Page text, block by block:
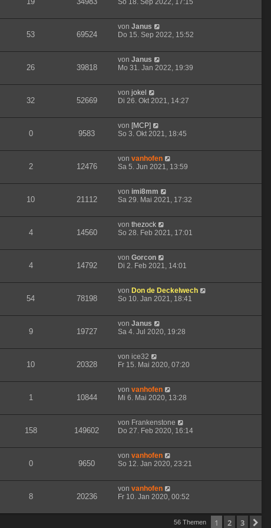
So 18. Sep 2022, 17:15
53 69524
von Janus
Do 15. Sep 2022, 15:52
26 39818
von Janus
Mo 31. Jan 2022, 19:39
32 52669
von jokel
Di 26. Okt 2021, 14:27
0 9583
von [MCP]
So 3. Okt 2021, 18:45
2 12476
von vanhofen
Sa 5. Jun 2021, 13:59
10 21112
von imi8mm
Sa 29. Mai 2021, 17:32
4 14560
von thezock
So 28. Feb 2021, 17:01
4 14792
von Gorcon
Di 2. Feb 2021, 14:01
54 78198
von Don de Deckelwech
So 10. Jan 2021, 18:41
9 19727
von Janus
Sa 4. Jul 2020, 19:28
10 20328
von ice32
Fr 15. Mai 2020, 07:20
1 10844
von vanhofen
Mi 6. Mai 2020, 13:28
158 149602
von Frankenstone
Do 27. Feb 2020, 16:14
0 9650
von vanhofen
So 12. Jan 2020, 23:21
8 20236
von vanhofen
Fr 10. Jan 2020, 00:52
56 Themen 1 2 3